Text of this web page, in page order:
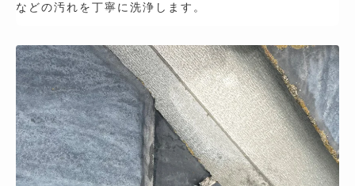
などの汚れを丁寧に洗浄します。